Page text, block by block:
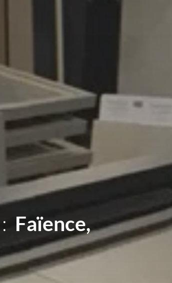
Sanitaires,